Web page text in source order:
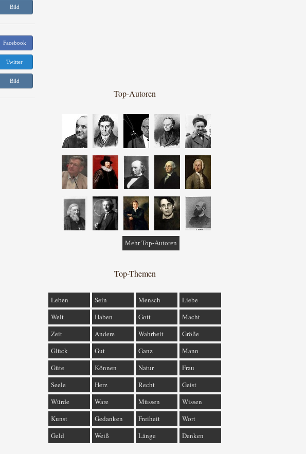
Bild
Facebook
Twitter
Bild
Top-Autoren
Mehr Top-Autoren
Top-Themen
Leben Sein Mensch
Liebe
Welt
Haben Gott
Macht
Zeit
Andere Wahrheit
Größe
Glück
Gut Ganz
Mann
Güte
Können Natur
Frau
Seele
Herz Recht
Geist
Würde
Ware Müssen
Wissen
Kunst
Gedanken Freiheit
Wort
Geld
Weiß Länge Denken